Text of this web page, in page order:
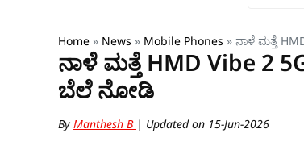
Home » News » Mobile Phones » ನಾಳೆ ಮತ್ತೆ
ನಾಳೆ ಮತ್ತೆ HMD Vibe 2
ಬೆಲೆ ನೋಡಿ
By Manthesh B | Updated on 15-Jun-2026